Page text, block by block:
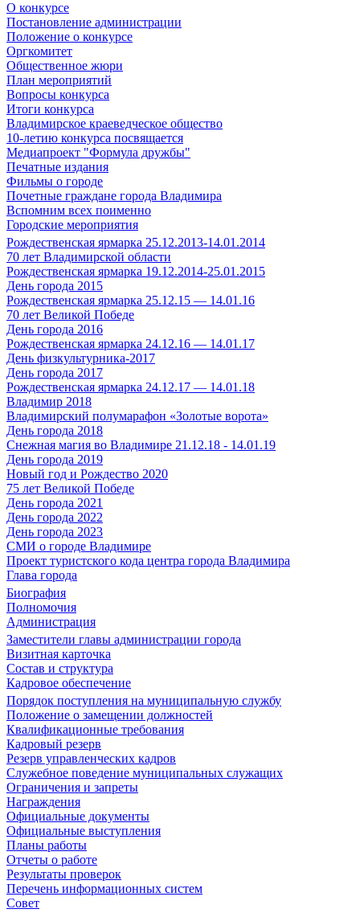
О конкурсе
Постановление администрации
Положение о конкурсе
Оргкомитет
Общественное жюри
План мероприятий
Вопросы конкурса
Итоги конкурса
Владимирское краеведческое общество
10-летию конкурса посвящается
Медиапроект "Формула дружбы"
Печатные издания
Фильмы о городе
Почетные граждане города Владимира
Вспомним всех поименно
Городские мероприятия
Рождественская ярмарка 25.12.2013-14.01.2014
70 лет Владимирской области
Рождественская ярмарка 19.12.2014-25.01.2015
День города 2015
Рождественская ярмарка 25.12.15 — 14.01.16
70 лет Великой Победе
День города 2016
Рождественская ярмарка 24.12.16 — 14.01.17
День физкультурника-2017
День города 2017
Рождественская ярмарка 24.12.17 — 14.01.18
Владимир 2018
Владимирский полумарафон «Золотые ворота»
День города 2018
Снежная магия во Владимире 21.12.18 - 14.01.19
День города 2019
Новый год и Рождество 2020
75 лет Великой Победе
День города 2021
День города 2022
День города 2023
СМИ о городе Владимире
Проект туристского кода центра города Владимира
Глава города
Биография
Полномочия
Администрация
Заместители главы администрации города
Визитная карточка
Состав и структура
Кадровое обеспечение
Порядок поступления на муниципальную службу
Положение о замещении должностей
Квалификационные требования
Кадровый резерв
Резерв управленческих кадров
Служебное поведение муниципальных служащих
Ограничения и запреты
Награждения
Официальные документы
Официальные выступления
Планы работы
Отчеты о работе
Результаты проверок
Перечень информационных систем
Совет